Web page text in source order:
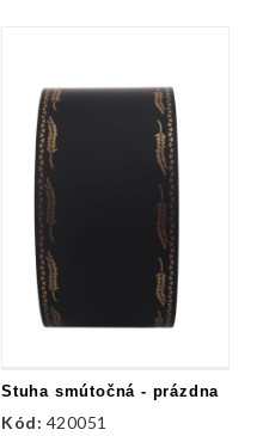
Stuha smútočná - prázdna
Kód: 420051